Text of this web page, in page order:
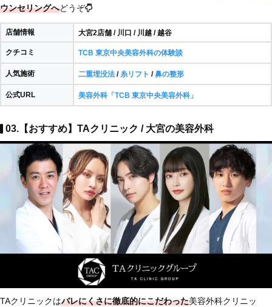
ウンセリングへどうぞ
店舗情報 大宮2店舗 / 川口 / 川越 / 越谷
クチコミ TCB 東京中央美容外科の体験談
人気施術 二重埋没法 /糸リフト /鼻の整形
公式URL 美容外科「TCB 東京中央美容外科」
03.【おすすめ】TAクリニック / 大宮の美容外科
TAクリニックはバレにくさに徹底的にこだわった美容外科クリニッ